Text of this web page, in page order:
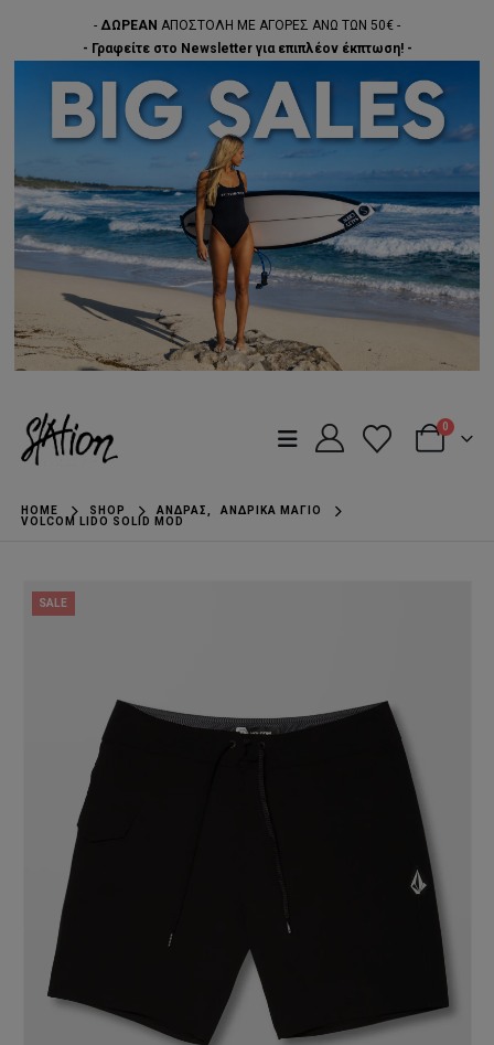
- ΔΩΡΕΑΝ ΑΠΟΣΤΟΛΗ ΜΕ ΑΓΟΡΕΣ ΑΝΩ ΤΩΝ 50€ -
- Γραφείτε στο Newsletter για επιπλέον έκπτωση! -
0
HOME SHOP ΆΝΔΡΑΣ,
ΑΝΔΡΙΚΆ ΜΑΓΙΌ
VOLCOM LIDO SOLID MOD
SALE